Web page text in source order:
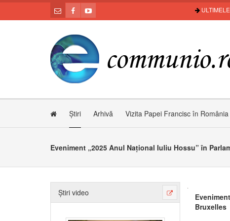
Știri Arhivă Vizita Papei Francisc în România
Știri video
Bruxelles